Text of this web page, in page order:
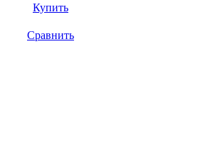
Купить
Сравнить